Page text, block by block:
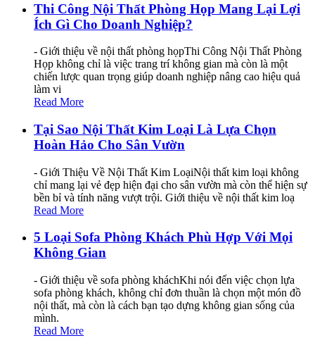
Thi Công Nội Thất Phòng Họp Mang Lại Lợi
Ích Gì Cho Doanh Nghiệp?
- Giới thiệu về nội thất phòng họpThi Công Nội Thất Phòng
Họp không chỉ là việc trang trí không gian mà còn là một
chiến lược quan trọng giúp doanh nghiệp nâng cao hiệu quả
làm vi
Read More
Tại Sao Nội Thất Kim Loại Là Lựa Chọn
Hoàn Hảo Cho Sân Vườn
- Giới Thiệu Về Nội Thất Kim LoạiNội thất kim loại không
chỉ mang lại vẻ đẹp hiện đại cho sân vườn mà còn thể hiện sự
bền bỉ và tính năng vượt trội. Giới thiệu về nội thất kim loạ
Read More
5 Loại Sofa Phòng Khách Phù Hợp Với Mọi
Không Gian
- Giới thiệu về sofa phòng kháchKhi nói đến việc chọn lựa
sofa phòng khách, không chỉ đơn thuần là chọn một món đồ
nội thất, mà còn là cách bạn tạo dựng không gian sống của
mình.
Read More